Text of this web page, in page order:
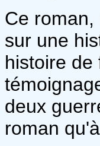
Ce
sur une
histoire de
deux
roman